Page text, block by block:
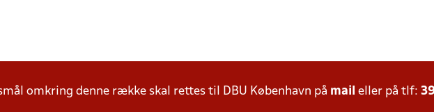
omkring denne række skal rettes til DBU København på mail eller på tlf: